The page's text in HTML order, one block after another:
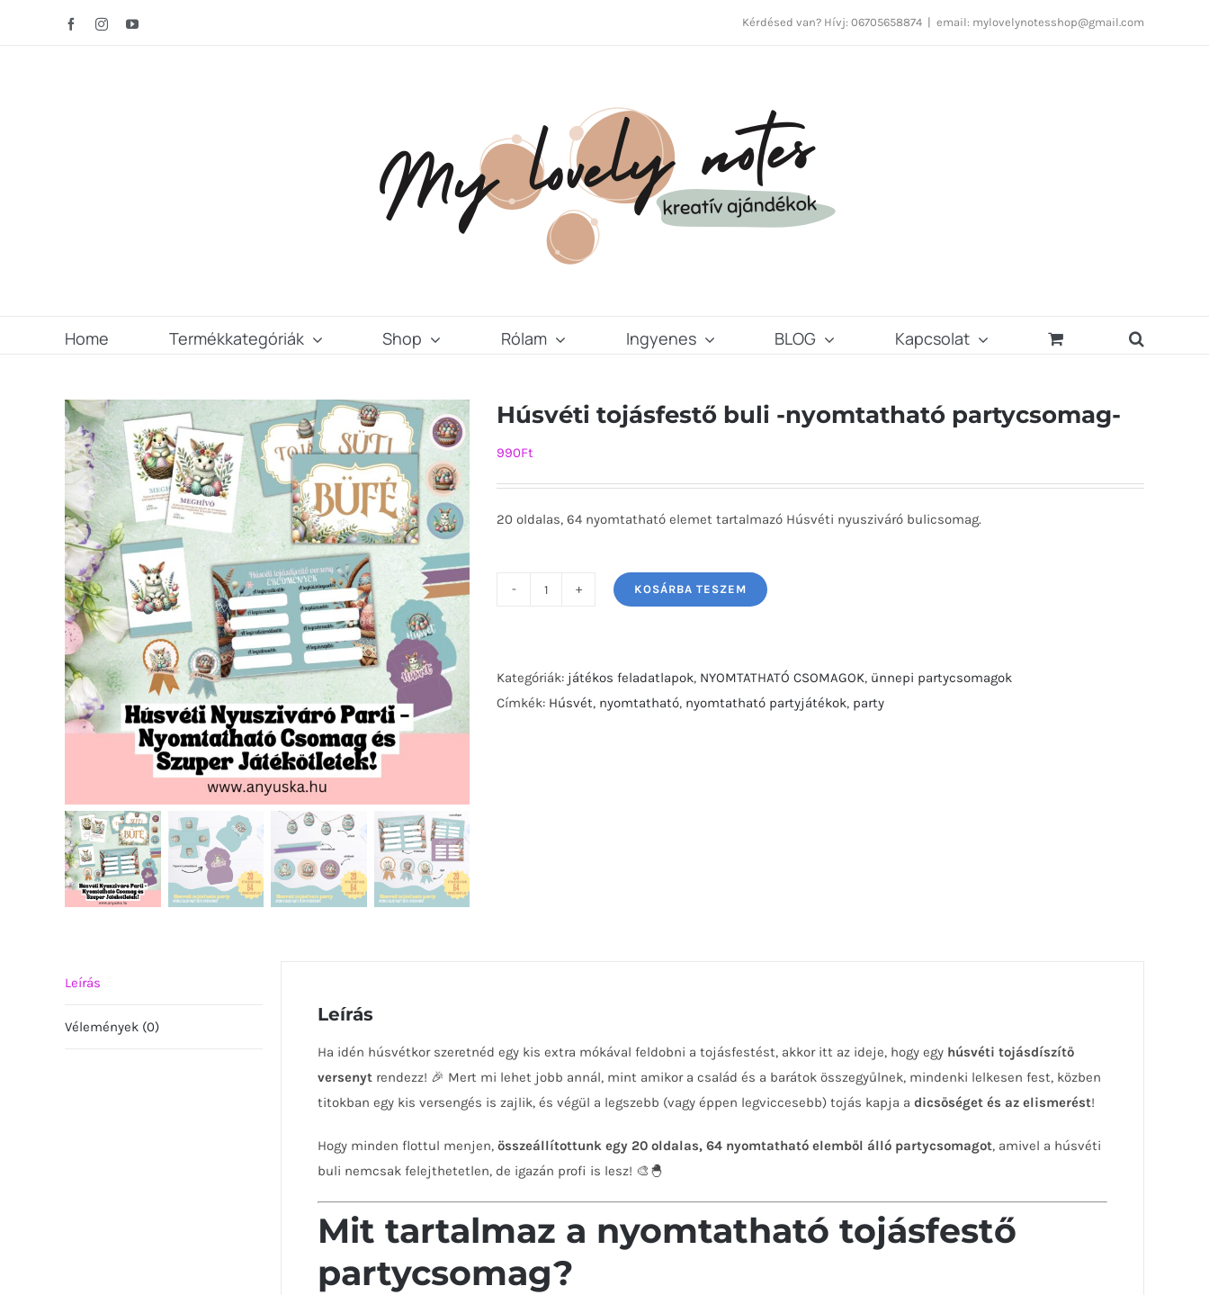
FacebookInstagramYouTube Kérdésed van? Hívj: 06705658874 email: mylovelynotesshop@gmail.com
Home Termékkategóriák Shop Rólam Ingyenes BLOG Kapcsolat
Húsvéti tojásfestő buli -nyomtatható partycsomag-
990Ft
20 oldalas, 64 nyomtatható elemet tartalmazó Húsvéti nyusziváró bulicsomag.
-
nyomtatható
KOSÁRBA TESZEM
Kategóriák: játékos feladatlapok, NYOMTATHATÓ CSOMAGOK, ünnepi partycsomagok
Címkék: Húsvét, nyomtatható, nyomtatható partyjátékok, party
Leírás
Vélemények (0)
Leírás
Ha idén húsvétkor szeretnéd egy kis extra mókával feldobni a tojásfestést, akkor itt az ideje, hogy egy húsvéti tojásdíszítő
versenyt rendezz! 🎉 Mert mi lehet jobb annál, mint amikor a család és a barátok összegyűlnek, mindenki lelkesen fest, közben
titokban egy kis versengés is zajlik, és végül a legszebb (vagy éppen legviccesebb) tojás kapja a dicsőséget és az elismerést!
Hogy minden flottul menjen, összeállítottunk egy 20 oldalas, 64 nyomtatható elemből álló partycsomagot, amivel a húsvéti
buli nemcsak felejthetetlen, de igazán profi is lesz! 🎨🐣
Mit tartalmaz a nyomtatható tojásfestő
partycsomag?